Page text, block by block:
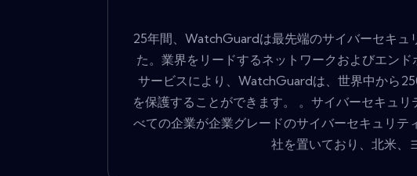
25年間、WatchGuardは最先端のサイバーセキュ
た。業界をリードするネットワークおよびエン
サービスにより、WatchGuardは、世界中から
を保護することができます。 。サイバーセキュ
べての企業が企業グレードのサイバーセキュリ
社を置いており、北米、